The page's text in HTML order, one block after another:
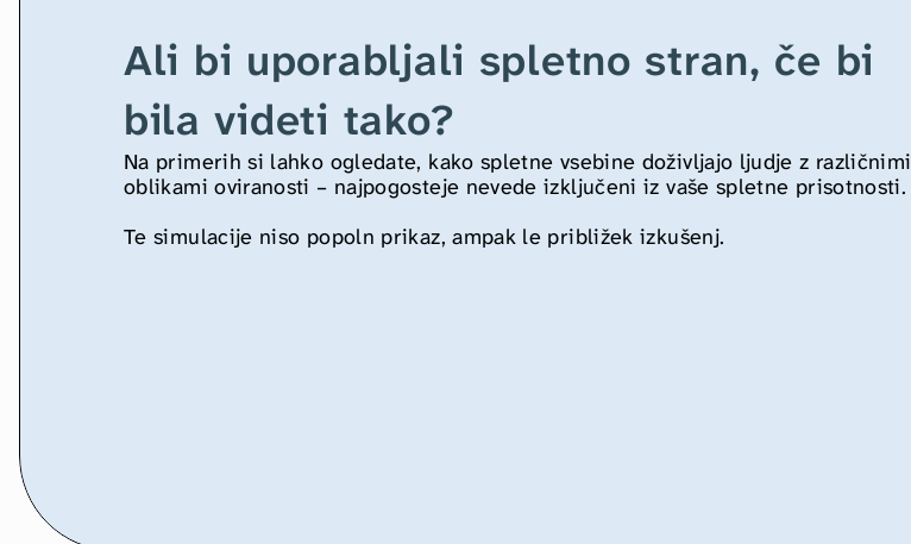
Ali bi uporabljali spletno stran, če bi
bila videti tako?
Na primerih si lahko ogledate, kako spletne vsebine doživljajo ljudje z različnimi
oblikami oviranosti – najpogosteje nevede izključeni iz vaše spletne prisotnosti.
Te simulacije niso popoln prikaz, ampak le približek izkušenj.